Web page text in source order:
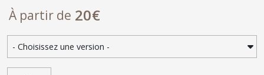
À partir de 20€